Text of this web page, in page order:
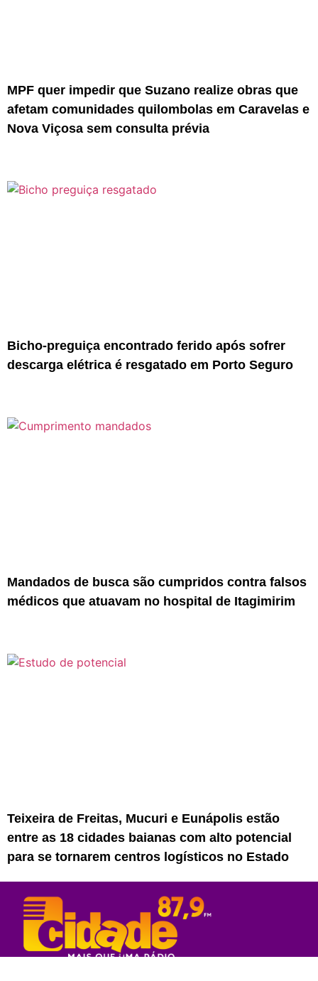
MPF quer impedir que Suzano realize obras que
afetam comunidades quilombolas em Caravelas e
Nova Viçosa sem consulta prévia
Bicho-preguiça encontrado ferido após sofrer
descarga elétrica é resgatado em Porto Seguro
Mandados de busca são cumpridos contra falsos
médicos que atuavam no hospital de Itagimirim
Teixeira de Freitas, Mucuri e Eunápolis estão
entre as 18 cidades baianas com alto potencial
para se tornarem centros logísticos no Estado